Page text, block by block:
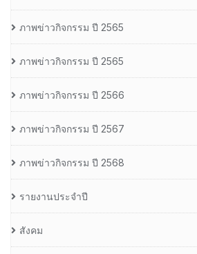
ภาพข่าวกิจกรรม ปี 2565
ภาพข่าวกิจกรรม ปี 2565
ภาพข่าวกิจกรรม ปี 2566
ภาพข่าวกิจกรรม ปี 2567
ภาพข่าวกิจกรรม ปี 2568
รายงานประจำปี
สังคม